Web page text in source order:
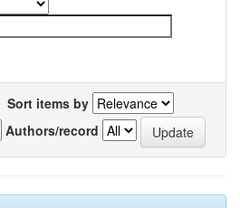
Sort items by
Authors/record